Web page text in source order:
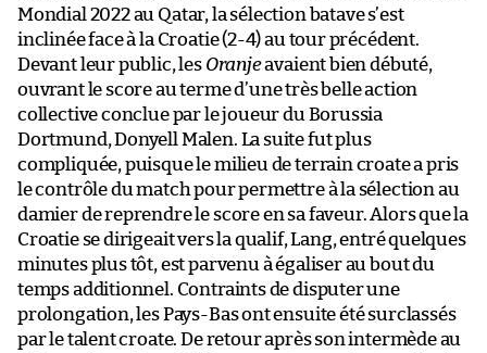
Mondial 2022 au Qatar, la sélection batave s’est
inclinée face à la Croatie (2-4) au tour précédent.
Devant leur public, les Oranjeavaient bien débuté,
ouvrant le score au terme d’une très belle action
collective conclue par le joueur du Borussia
Dortmund, Donyell Malen. La suite fut plus
compliquée, puisque le milieu de terrain croate a pris
le contrôle du match pour permettre à la sélection au
damier de reprendre le score en sa faveur. Alors que la
Croatie se dirigeait vers la qualif, Lang, entré quelques
minutes plus tôt, est parvenu à égaliser au bout du
temps additionnel. Contraints de disputer une
prolongation, les Pays-Bas ont ensuite été surclassés
par le talent croate. De retour après son intermède au